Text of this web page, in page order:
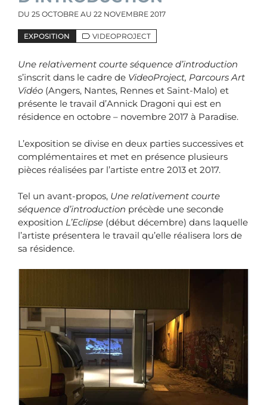
DU 25 OCTOBRE AU 22 NOVEMBRE 2017
EXPOSITION VIDEOPROJECT
Une relativement courte séquence d’introduction
s’inscrit dans le cadre de VideoProject, Parcours Art
Vidéo (Angers, Nantes, Rennes et Saint-Malo) et
présente le travail d’Annick Dragoni qui est en
résidence en octobre – novembre 2017 à Paradise.
L’exposition se divise en deux parties successives et
complémentaires et met en présence plusieurs
pièces réalisées par l’artiste entre 2013 et 2017.
Tel un avant-propos, Une relativement courte
séquence d’introduction précède une seconde
exposition L’Eclipse (début décembre) dans laquelle
l’artiste présentera le travail qu’elle réalisera lors de
sa résidence.